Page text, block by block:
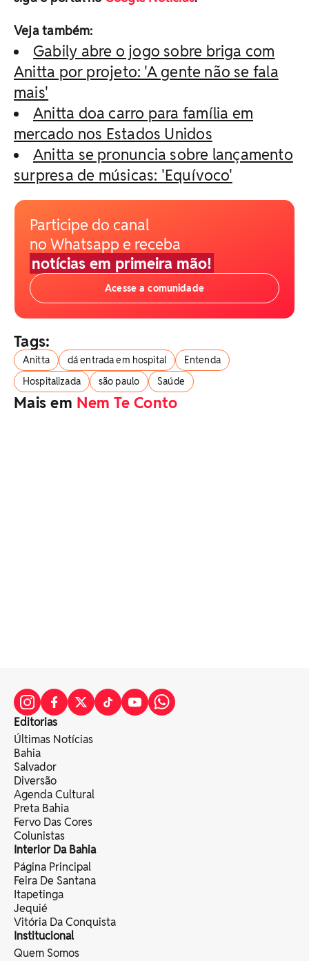
Veja também:
Gabily abre o jogo sobre briga com
Anitta por projeto: 'A gente não se fala
mais'
Anitta doa carro para família em
mercado nos Estados Unidos
Anitta se pronuncia sobre lançamento
surpresa de músicas: 'Equívoco'
Participe do canal
no Whatsapp e receba
notícias em primeira mão!
Acesse a comunidade
Tags:
Anitta dá entrada em hospital
Entenda
Hospitalizada
são paulo Saúde
Mais em Nem Te Conto
Editorias
Últimas Notícias
Bahia
Salvador
Diversão
Agenda Cultural
Preta Bahia
Fervo Das Cores
Colunistas
Interior Da Bahia
Página Principal
Feira De Santana
Itapetinga
Jequié
Vitória Da Conquista
Institucional
Quem Somos